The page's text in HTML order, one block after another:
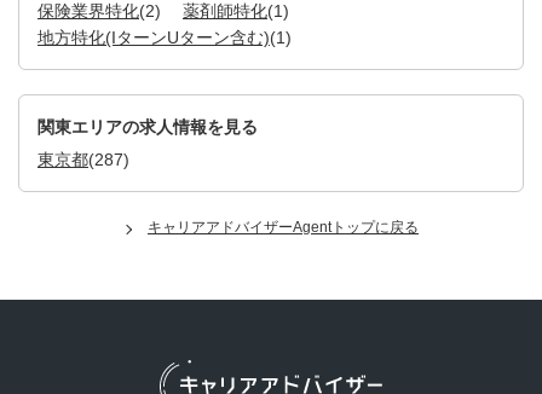
保険業界特化(2) 薬剤師特化(1)
地方特化(IターンUターン含む)(1)
関東エリアの求人情報を見る
東京都(287)
キャリアアドバイザーAgentトップに戻る